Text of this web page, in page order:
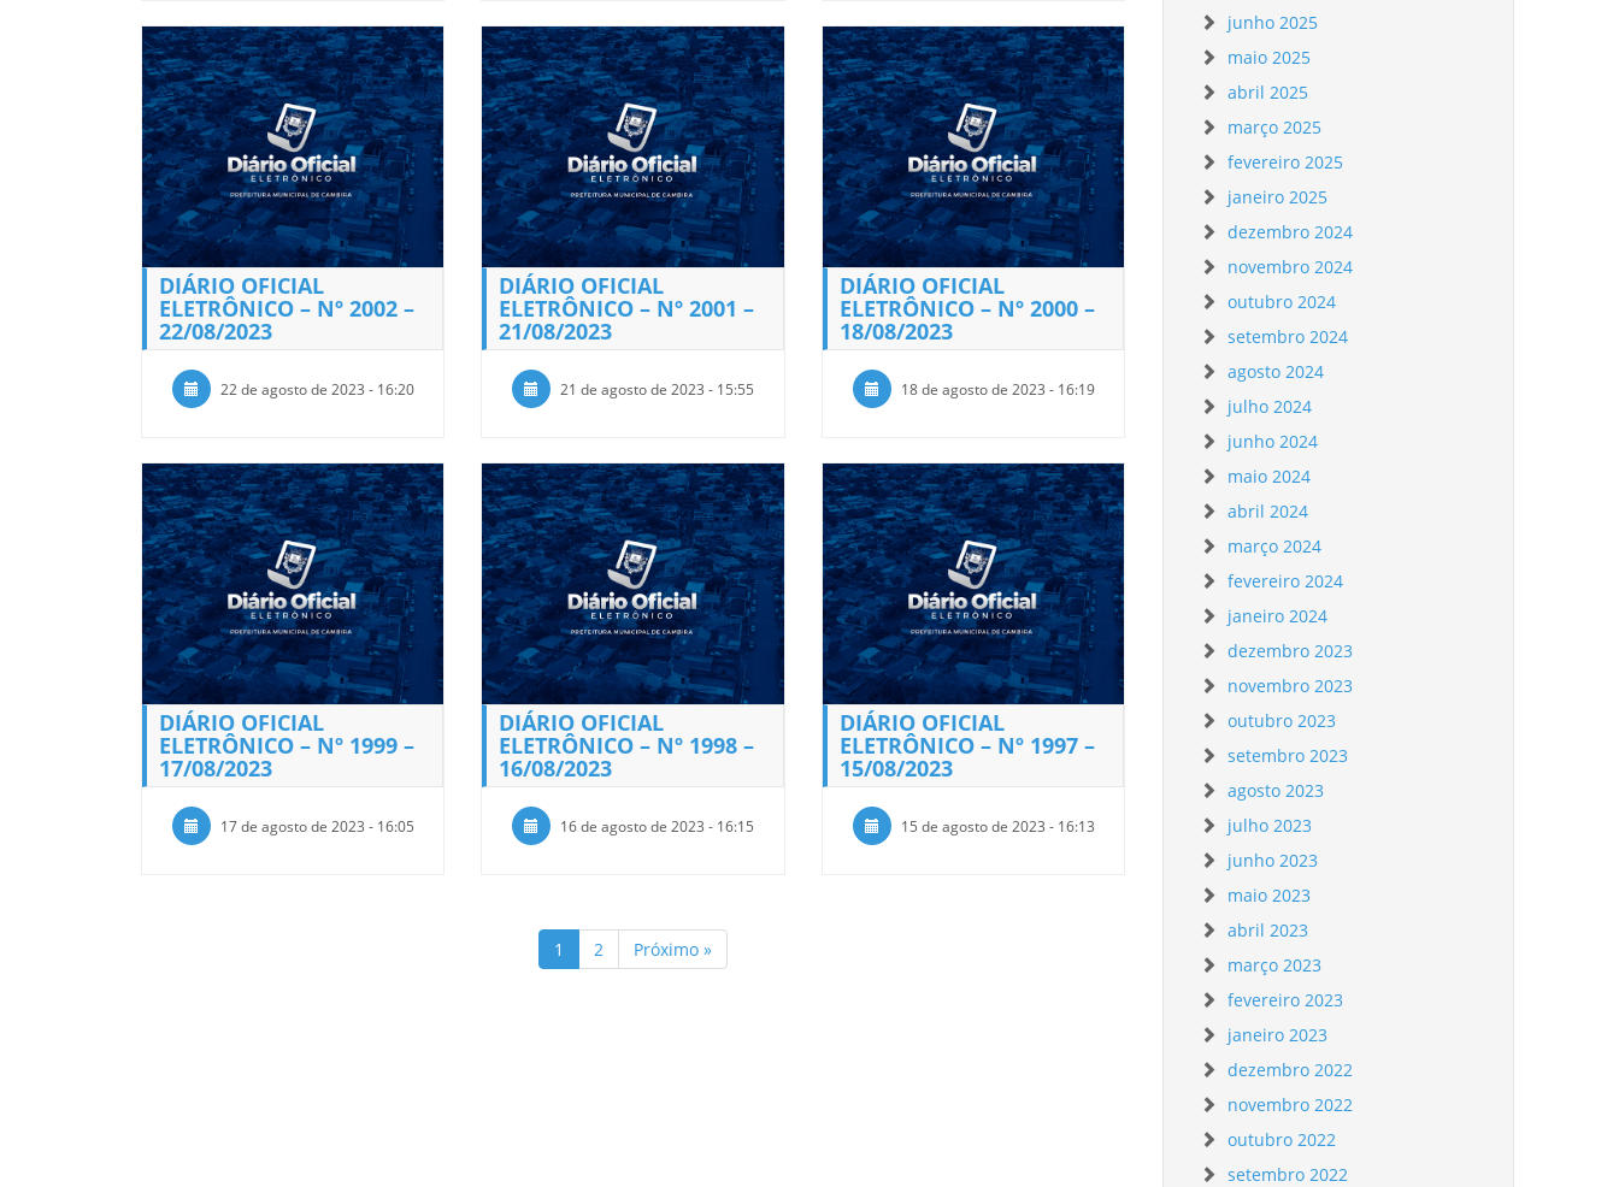
DIÁRIO OFICIAL
ELETRÔNICO – Nº 2002 –
22/08/2023
22 de agosto de 2023 - 16:20
DIÁRIO OFICIAL
ELETRÔNICO – Nº 2001 –
21/08/2023
21 de agosto de 2023 - 15:55
DIÁRIO OFICIAL
ELETRÔNICO – Nº 2000 –
18/08/2023
18 de agosto de 2023 - 16:19
DIÁRIO OFICIAL
ELETRÔNICO – Nº 1999 –
17/08/2023
17 de agosto de 2023 - 16:05
DIÁRIO OFICIAL
ELETRÔNICO – Nº 1998 –
16/08/2023
16 de agosto de 2023 - 16:15
DIÁRIO OFICIAL
ELETRÔNICO – Nº 1997 –
15/08/2023
15 de agosto de 2023 - 16:13
1 2 Próximo »
junho 2025
maio 2025
abril 2025
março 2025
fevereiro 2025
janeiro 2025
dezembro 2024
novembro 2024
outubro 2024
setembro 2024
agosto 2024
julho 2024
junho 2024
maio 2024
abril 2024
março 2024
fevereiro 2024
janeiro 2024
dezembro 2023
novembro 2023
outubro 2023
setembro 2023
agosto 2023
julho 2023
junho 2023
maio 2023
abril 2023
março 2023
fevereiro 2023
janeiro 2023
dezembro 2022
novembro 2022
outubro 2022
setembro 2022